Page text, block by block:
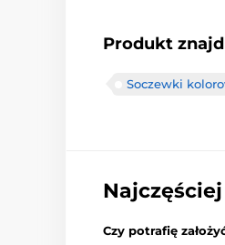
Produkt
Soczewki
Czy potrafię